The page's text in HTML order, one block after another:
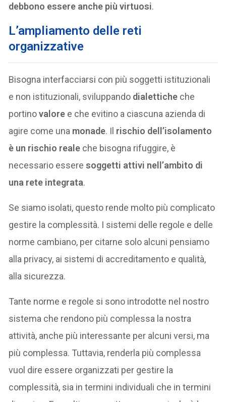
debbono essere anche più virtuosi.
L’ampliamento delle reti
organizzative
Bisogna interfacciarsi con più soggetti istituzionali
e non istituzionali, sviluppando dialettiche che
portinovalore e che evitino a ciascuna azienda di
agire come una monade. Il rischio dell’isolamento
è un rischio reale che bisogna rifuggire, è
necessario esseresoggetti attivi nell’ambito di
una rete integrata.
Se siamo isolati, questo rende molto più complicato
gestire la complessità. I sistemi delle regole e delle
norme cambiano, per citarne solo alcuni pensiamo
alla privacy, ai sistemi di accreditamento e qualità,
alla sicurezza.
Tante norme e regole si sono introdotte nel nostro
sistema che rendono più complessa la nostra
attività, anche più interessante per alcuni versi, ma
più complessa. Tuttavia, renderla più complessa
vuol dire essere organizzati per gestire la
complessità, sia in termini individuali che in termini